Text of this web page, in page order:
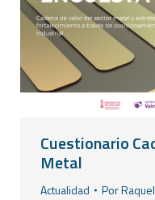
Cuestionario
Metal
Actualidad Por